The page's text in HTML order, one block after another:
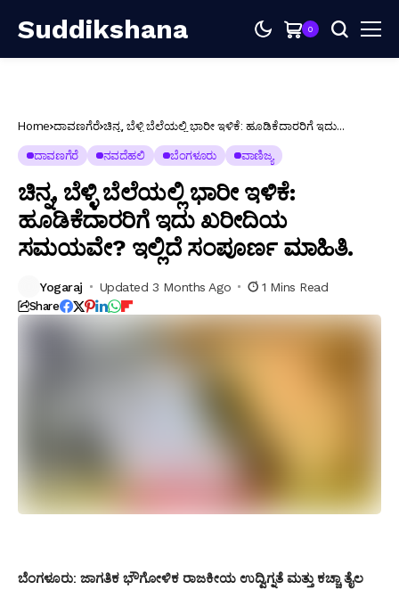
Suddikshana 0
Home ದಾವಣಗೆರೆ ಚಿನ್ನ, ಬೆಳ್ಳಿ ಬೆಲೆಯಲ್ಲಿ ಭಾರೀ ಇಳಿಕೆ: ಹೂಡಿಕೆದಾರರಿಗೆ ಇದು
ದಾವಣಗೆರೆ ನವದೆಹಲಿ ಬೆಂಗಳೂರು ವಾಣಿಜ್ಯ
ಚಿನ್ನ, ಬೆಳ್ಳಿ ಬೆಲೆಯಲ್ಲಿ ಭಾರೀ ಇಳಿಕೆ:
ಹೂಡಿಕೆದಾರರಿಗೆ ಇದು ಖರೀದಿಯ
ಸಮಯವೇ? ಇಲ್ಲಿದೆ ಸಂಪೂರ್ಣ ಮಾಹಿತಿ.
Yogaraj Updated 3 Months Ago 1 Mins Read
Share
ಬೆಂಗಳೂರು: ಜಾಗತಿಕ ಭೌಗೋಳಿಕ ರಾಜಕೀಯ ಉದ್ವಿಗ್ನತೆ ಮತ್ತು ಕಚ್ಚಾ ತೈಲ